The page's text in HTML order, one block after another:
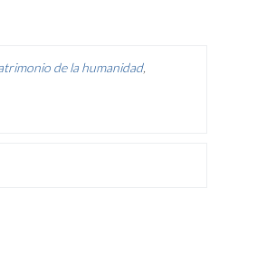
de la humanidad,